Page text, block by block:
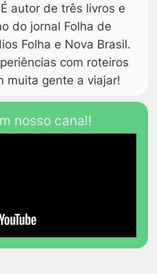
autor de três livros e
do jornal Folha de
Folha e Nova Brasil.
com roteiros
muita gente a viajar!
nosso canal!